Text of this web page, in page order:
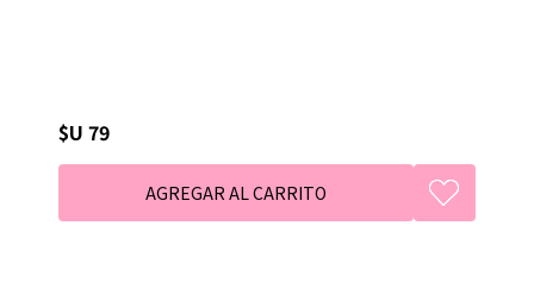
$U 79